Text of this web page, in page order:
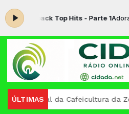
Top Hits - Parte 1
ÚLTIMASda Cafeicultura da Zona